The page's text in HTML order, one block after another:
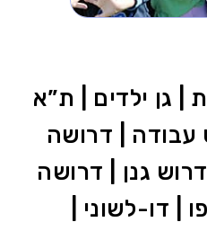
| גן ילדים | ת”א
עבודה | דרושה
גנן | דרושה
| דו-לשוני |